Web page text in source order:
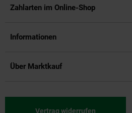
Zahlarten im Online-Shop
Informationen
Über Marktkauf
Vertrag widerrufen